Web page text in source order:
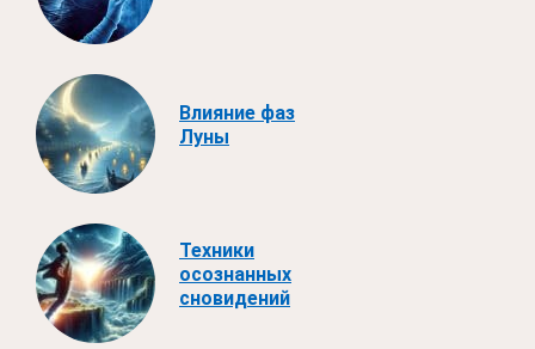
Влияние фаз
Луны
Техники
осознанных
сновидений